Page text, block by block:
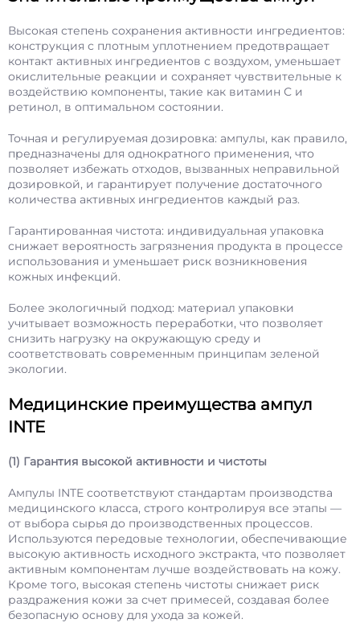
Высокая степень сохранения активности ингредиентов:
конструкция с плотным уплотнением предотвращает
контакт активных ингредиентов с воздухом, уменьшает
окислительные реакции и сохраняет чувствительные к
воздействию компоненты, такие как витамин С и
ретинол, в оптимальном состоянии.
Точная и регулируемая дозировка: ампулы, как правило,
предназначены для однократного применения, что
позволяет избежать отходов, вызванных неправильной
дозировкой, и гарантирует получение достаточного
количества активных ингредиентов каждый раз.
Гарантированная чистота: индивидуальная упаковка
снижает вероятность загрязнения продукта в процессе
использования и уменьшает риск возникновения
кожных инфекций.
Более экологичный подход: материал упаковки
учитывает возможность переработки, что позволяет
снизить нагрузку на окружающую среду и
соответствовать современным принципам зеленой
экологии.
Медицинские преимущества ампул
INTE
(1) Гарантия высокой активности и чистоты
Ампулы INTE соответствуют стандартам производства
медицинского класса, строго контролируя все этапы —
от выбора сырья до производственных процессов.
Используются передовые технологии, обеспечивающие
высокую активность исходного экстракта, что позволяет
активным компонентам лучше воздействовать на кожу.
Кроме того, высокая степень чистоты снижает риск
раздражения кожи за счет примесей, создавая более
безопасную основу для ухода за кожей.